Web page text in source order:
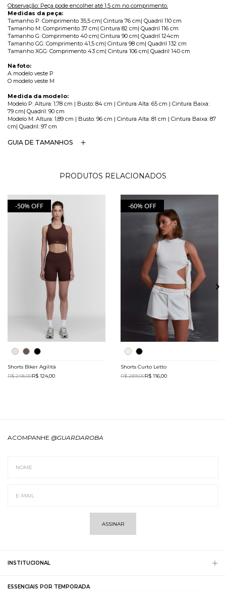
Observação: Peça pode encolher até 1,5 cm no comprimento.
Medidas da peça:
Tamanho P: Comprimento 35,5 cm| Cintura 76 cm| Quadril 110 cm
Tamanho M: Comprimento 37 cm| Cintura 82 cm| Quadril 116 cm
Tamanho G: Comprimento 40 cm| Cintura 90 cm| Quadril 124cm
Tamanho GG: Comprimento 41,5 cm| Cintura 98 cm| Quadril 132 cm
Tamanho XGG: Comprimento 43 cm| Cintura 106 cm| Quadril 140 cm
Na foto:
A modelo veste P
O modelo veste M
Medida da modelo:
Modelo P: Altura: 1,78 cm | Busto: 84 cm | Cintura Alta: 65 cm | Cintura Baixa:
79 cm| Quadril: 90 cm
Modelo M: Altura: 1,89 cm | Busto: 96 cm | Cintura Alta: 81 cm | Cintura Baixa: 87
cm| Quadril: 97 cm
GUIA DE TAMANHOS
PRODUTOS RELACIONADOS
-50% OFF
Shorts Biker Agilità
R$ 248,00R$ 124,00
-60% OFF
Shorts Curto Letto
R$ 289,00R$ 116,00
ACOMPANHE @GUARDAROBA
ASSINAR
INSTITUCIONAL
ESSENCIAIS POR TEMPORADA